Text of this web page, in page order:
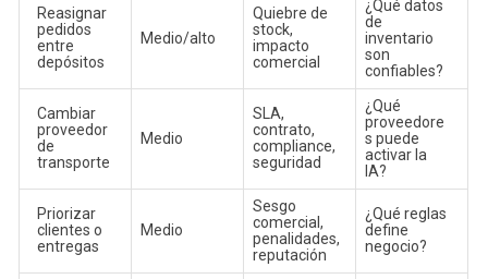
Reasignar
pedidos
entre
depósitos
Medio/alto
Quiebre de
stock,
impacto
comercial
¿Qué datos
de
inventario
son
confiables?
Cambiar
proveedor
de
transporte
Medio
SLA,
contrato,
compliance,
seguridad
¿Qué
proveedore
s puede
activar la
IA?
Priorizar
clientes o
entregas
Medio
Sesgo
comercial,
penalidades,
reputación
¿Qué reglas
define
negocio?